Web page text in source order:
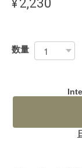
数量